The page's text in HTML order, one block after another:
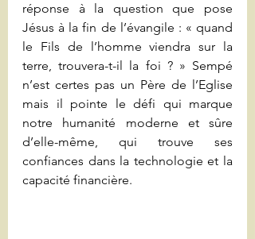
réponse à la question que pose
Jésus à la fin de l’évangile : « quand
le Fils de l’homme viendra sur la
terre, trouvera-t-il la foi ? » Sempé
n’est certes pas un Père de l’Eglise
mais il pointe le défi qui marque
notre humanité moderne et sûre
d’elle-même, qui trouve ses
confiances dans la technologie et la
capacité financière.